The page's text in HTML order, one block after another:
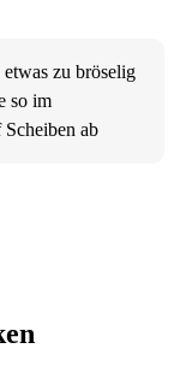
zu bröselig
so im
ab